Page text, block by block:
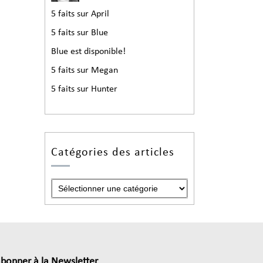
5 faits sur April
5 faits sur Blue
Blue est disponible!
5 faits sur Megan
5 faits sur Hunter
Catégories des articles